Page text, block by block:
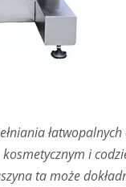
i
ta może